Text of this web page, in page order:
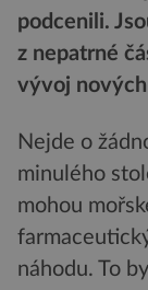
podcenili.
z nepatrné
vývoj
Nejde o
minulého
mohou
náhodu. To